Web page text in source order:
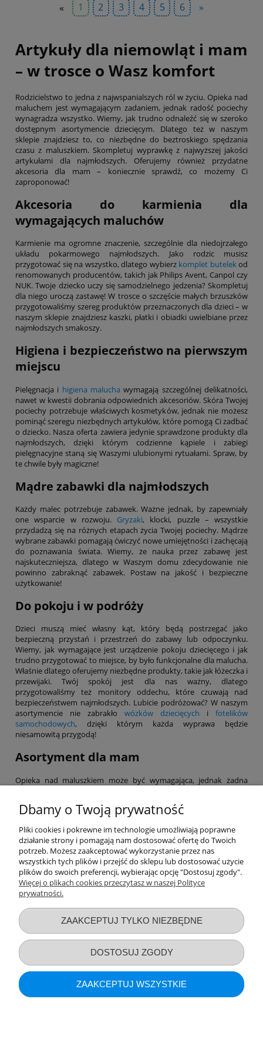
« 1 2 3 4 5 6 »
Artykuły dla niemowląt i mam
– w trosce o Wasz komfort
Rodzicielstwo to jedna z najwspanialszych ról w życiu. Opieka nad
maluchem jest wymagającym zadaniem, jednak radość pociechy
wynagradza wszystko. Wiemy, jak trudno odnaleźć się w szeroko
dostępnym asortymencie dziecięcym. Dlatego też w naszym
sklepie znajdziesz to, co niezbędne do beztroskiego spędzania
czasu z maluszkiem. Skompletuj wyprawkę z najwyższej jakości
artykułami dla najmłodszych. Oferujemy również przydatne
akcesoria dla mam – koniecznie sprawdź, co możemy Ci
zaproponować!
Akcesoria do karmienia dla
wymagających maluchów
Karmienie ma ogromne znaczenie, szczególnie dla niedojrzałego
układu pokarmowego najmłodszych. Jako rodzic musisz
przygotować się na wszystko, dlatego wybierz komplet butelekod
renomowanych producentów, takich jak Philips Avent, Canpol czy
NUK. Twoje dziecko uczy się samodzielnego jedzenia? Skompletuj
dla niego uroczą zastawę! W trosce o szczęście małych brzuszków
przygotowaliśmy szereg produktów przeznaczonych dla dzieci – w
naszym sklepie znajdziesz kaszki, płatki i obiadki uwielbiane przez
najmłodszych smakoszy.
Higiena i bezpieczeństwo na pierwszym
miejscu
Pielęgnacja i higiena malucha wymagają szczególnej delikatności,
nawet w kwestii dobrania odpowiednich akcesoriów. Skóra Twojej
pociechy potrzebuje właściwych kosmetyków, jednak nie możesz
pominąć szeregu niezbędnych artykułów, które pomogą Ci zadbać
o dziecko. Nasza oferta zawiera jedynie sprawdzone produkty dla
najmłodszych, dzięki którym codzienne kąpiele i zabiegi
pielęgnacyjne staną się Waszymi ulubionymi rytuałami. Spraw, by
te chwile były magiczne!
Mądre zabawki dla najmłodszych
Każdy malec potrzebuje zabawek. Ważne jednak, by zapewniały
one wsparcie w rozwoju. Gryzaki, klocki, puzzle – wszystkie
przydadzą się na różnych etapach życia Twojej pociechy. Mądrze
wybrane zabawki pomagają ćwiczyć nowe umiejętności i zachęcają
do poznawania świata. Wiemy, że nauka przez zabawę jest
najskuteczniejsza, dlatego w Waszym domu zdecydowanie nie
powinno zabraknąć zabawek. Postaw na jakość i bezpieczne
użytkowanie!
Do pokoju i w podróży
Dzieci muszą mieć własny kąt, który będą postrzegać jako
bezpieczną przystań i przestrzeń do zabawy lub odpoczynku.
Wiemy, jak wymagające jest urządzenie pokoju dziecięcego i jak
trudno przygotować to miejsce, by było funkcjonalne dla malucha.
Właśnie dlatego oferujemy niezbędne produkty, takie jak łóżeczka i
przewijaki. Twój spokój jest dla nas ważny, dlatego
przygotowaliśmy też monitory oddechu, które czuwają nad
bezpieczeństwem najmłodszych. Lubicie podróżować? W naszym
asortymencie nie zabrakło wózków dziecięcych i fotelików
samochodowych, dzięki którym każda wyprawa będzie
niesamowitą przygodą!
Asortyment dla mam
Opieka nad maluszkiem może być wymagająca, jednak żadna
dzięki którym łatwiej przejdziesz ten etap, a także szereg
Laktatory, funkcjonalne chusty, a nawet witaminy – nie zapominaj
o sobie! Pamiętaj, by po ciężkim dniu zapewnić sobie nieco relaksu
– np. za sprawą bezpiecznych kosmetyków z naszej oferty.
Zapraszamy na zakupy!
Informacje o sklepie
Dbamy o Twoją prywatność
Pliki cookies i pokrewne im technologie umożliwiają poprawne
działanie strony i pomagają nam dostosować ofertę do Twoich
potrzeb. Możesz zaakceptować wykorzystanie przez nas
wszystkich tych plików i przejść do sklepu lub dostosować użycie
plików do swoich preferencji, wybierając opcję "Dostosuj zgody".
Więcej o plikach cookies przeczytasz w naszej Polityce
prywatności.
ZAAKCEPTUJ TYLKO NIEZBĘDNE
DOSTOSUJ ZGODY
ZAAKCEPTUJ WSZYSTKIE